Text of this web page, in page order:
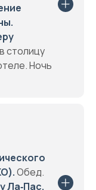
столицу
Ночь
Обед.
Ла‑Пас.